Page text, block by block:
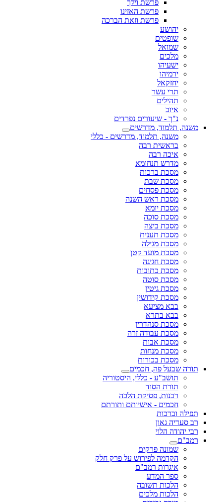
פרשת וילך
פרשת האזינו
פרשת וזאת הברכה
יהושע
שופטים
שמואל
מלכים
ישעיהו
ירמיהו
יחזקאל
תרי עשר
תהילים
איוב
נ"ך - שיעורים נפרדים
משנה, תלמוד, מדרשים
משנה, תלמוד, מדרשים - כללי
בראשית רבה
איכה רבה
מדרש תנחומא
מסכת ברכות
מסכת שבת
מסכת פסחים
מסכת ראש השנה
מסכת יומא
מסכת סוכה
מסכת ביצה
מסכת תענית
מסכת מגילה
מסכת מועד קטן
מסכת חגיגה
מסכת כתובות
מסכת סוטה
מסכת גיטין
מסכת קידושין
בבא מציעא
בבא בתרא
מסכת סנהדרין
מסכת עבודה זרה
מסכת אבות
מסכת מנחות
מסכת בכורות
תורה שבעל פה, חכמים
תושב"ע - כללי, היסטוריה
תורת הסוד
רבנות, פסיקת הלכה
חכמים - אישיותם ותורתם
תפילה וברכות
רב סעדיה גאון
רבי יהודה הלוי
רמב"ם
שמונה פרקים
הקדמה לפירוש על פרק חלק
איגרות רמב"ם
ספר המדע
הלכות תשובה
הלכות מלכים